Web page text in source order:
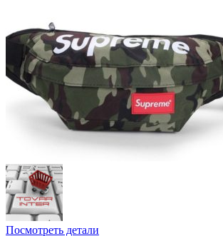
Посмотреть детали